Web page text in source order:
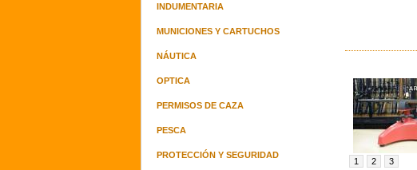
INDUMENTARIA
MUNICIONES Y CARTUCHOS
NÁUTICA
OPTICA
PERMISOS DE CAZA
PESCA
PROTECCIÓN Y SEGURIDAD
1 2 3